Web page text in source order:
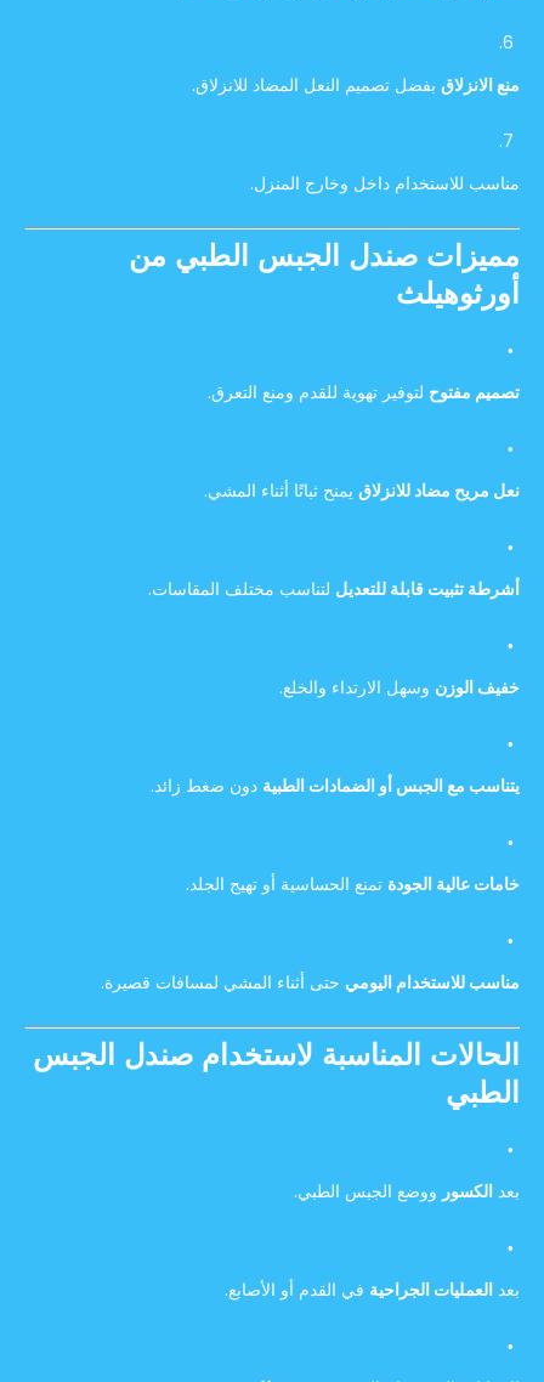
منع الانزلاق بفضل تصميم النعل المضاد للانزلاق.
مناسب للاستخدام داخل وخارج المنزل.
مميزات صندل الجبس الطبي من
أورثوهيلث
تصميم مفتوح لتوفير تهوية للقدم ومنع التعرق.
نعل مريح مضاد للانزلاق يمنح ثباتًا أثناء المشي.
أشرطة تثبيت قابلة للتعديل لتناسب مختلف المقاسات.
خفيف الوزن وسهل الارتداء والخلع.
يتناسب مع الجبس أو الضمادات الطبية دون ضغط زائد.
خامات عالية الجودة تمنع الحساسية أو تهيج الجلد.
مناسب للاستخدام اليومي حتى أثناء المشي لمسافات قصيرة.
الحالات المناسبة لاستخدام صندل الجبس
الطبي
بعد الكسور ووضع الجبس الطبي.
بعد العمليات الجراحية في القدم أو الأصابع.